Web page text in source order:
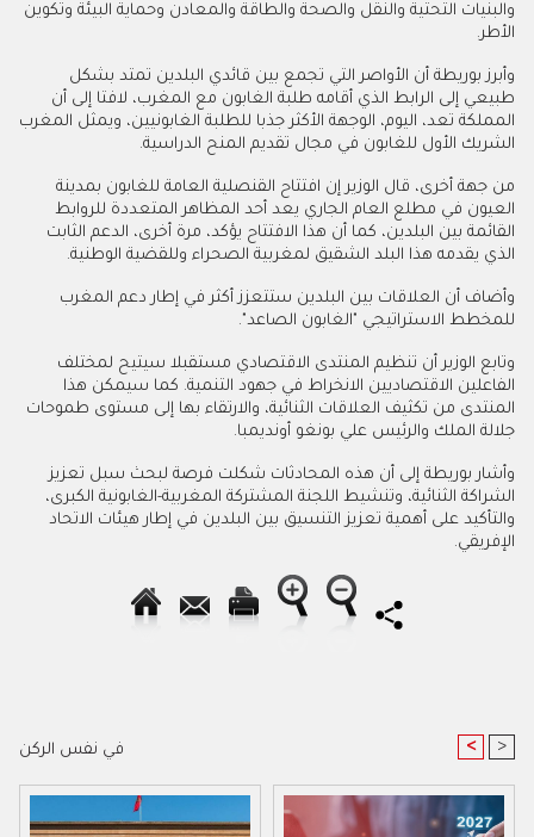
والبنيات التحتية والنقل والصحة والطاقة والمعادن وحماية البيئة وتكوين
الأطر.
وأبرز بوريطة أن الأواصر التي تجمع بين قائدي البلدين تمتد بشكل
طبيعي إلى الرابط الذي أقامه طلبة الغابون مع المغرب، لافتا إلى أن
المملكة تعد، اليوم، الوجهة الأكثر جذبا للطلبة الغابونيين، ويمثل المغرب
الشريك الأول للغابون في مجال تقديم المنح الدراسية.
من جهة أخرى، قال الوزير إن افتتاح القنصلية العامة للغابون بمدينة
العيون في مطلع العام الجاري يعد أحد المظاهر المتعددة للروابط
القائمة بين البلدين، كما أن هذا الافتتاح يؤكد، مرة أخرى، الدعم الثابت
الذي يقدمه هذا البلد الشقيق لمغربية الصحراء وللقضية الوطنية.
وأضاف أن العلاقات بين البلدين ستتعزز أكثر في إطار دعم المغرب
للمخطط الاستراتيجي "الغابون الصاعد".
وتابع الوزير أن تنظيم المنتدى الاقتصادي مستقبلا سيتيح لمختلف
الفاعلين الاقتصاديين الانخراط في جهود التنمية. كما سيمكن هذا
المنتدى من تكثيف العلاقات الثنائية، والارتقاء بها إلى مستوى طموحات
جلالة الملك والرئيس علي بونغو أونديمبا.
وأشار بوريطة إلى أن هذه المحادثات شكلت فرصة لبحث سبل تعزيز
الشراكة الثنائية، وتنشيط اللجنة المشتركة المغربية-الغابونية الكبرى،
والتأكيد على أهمية تعزيز التنسيق بين البلدين في إطار هيئات الاتحاد
الإفريقي.
في نفس الركن < >